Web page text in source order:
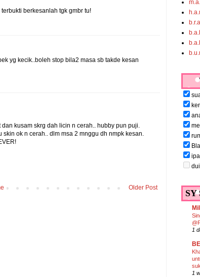
berkesanlah tgk gmbr tu!
yg kecik..boleh stop bila2 masa sb takde kesan
kusam skrg dah licin n cerah.. hubby pun puji.
ok n cerah.. dlm msa 2 mnggu dh nmpk kesan.
Older Post
SY
1
1